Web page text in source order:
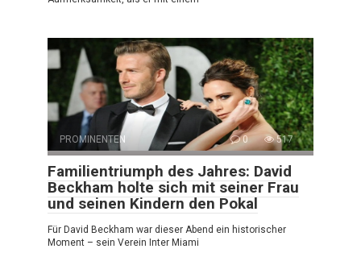
PROMINENTEN 0 517
Familientriumph des Jahres: David
Beckham holte sich mit seiner Frau
und seinen Kindern den Pokal
Für David Beckham war dieser Abend ein historischer
Moment – sein Verein Inter Miami